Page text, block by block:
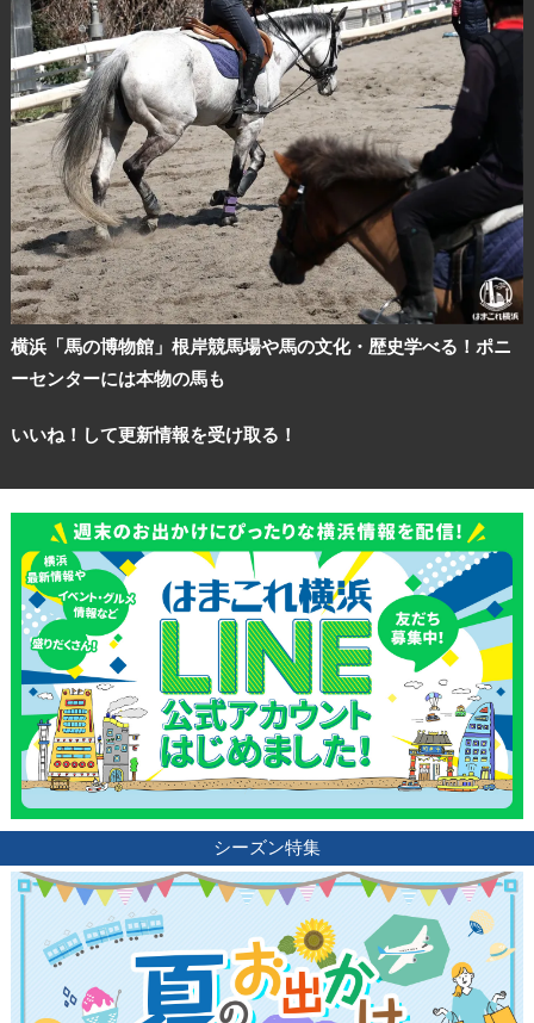
横浜「馬の博物館」根岸競馬場や馬の文化・歴史学べる！ポニ
ーセンターには本物の馬も
いいね！して更新情報を受け取る！
シーズン特集
サイトについて